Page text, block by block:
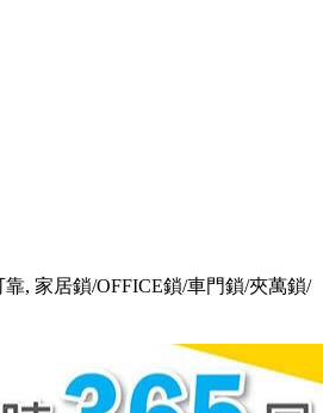
, 家居鎖/OFFICE鎖/車門鎖/夾萬鎖/